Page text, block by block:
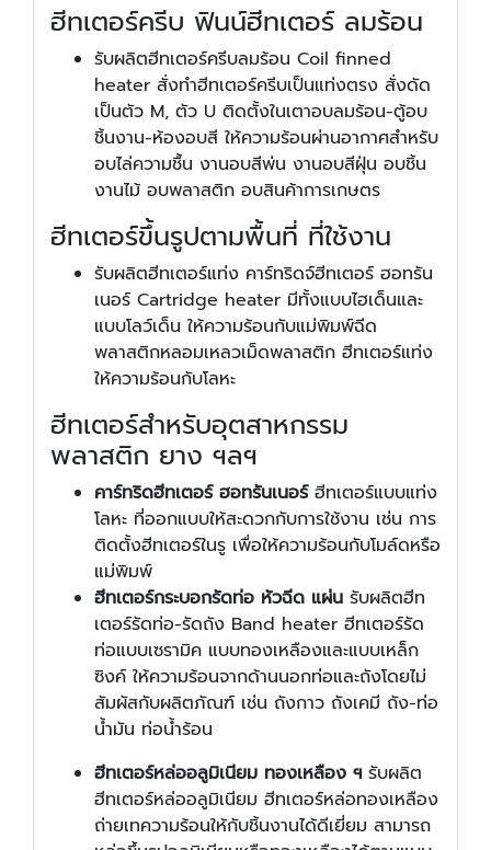
ฮีทเตอร์ครีบ ฟินน์ฮีทเตอร์ ลมร้อน
รับผลิตฮีทเตอร์ครีบลมร้อน Coil finned
heater สั่งทำฮีทเตอร์ครีบเป็นแท่งตรง สั่งดัด
เป็นตัว M, ตัว U ติดตั้งในเตาอบลมร้อน-ตู้อบ
ชิ้นงาน-ห้องอบสี ให้ความร้อนผ่านอากาศสำหรับ
อบไล่ความชื้น งานอบสีพ่น งานอบสีฝุ่น อบชิ้น
งานไม้ อบพลาสติก อบสินค้าการเกษตร
ฮีทเตอร์ขึ้นรูปตามพื้นที่ ที่ใช้งาน
รับผลิตฮีทเตอร์แท่ง คาร์ทริดจ์ฮีทเตอร์ ฮอทรัน
เนอร์ Cartridge heater มีทั้งแบบไฮเด็นและ
แบบโลว์เด็น ให้ความร้อนกับแม่พิมพ์ฉีด
พลาสติกหลอมเหลวเม็ดพลาสติก ฮีทเตอร์แท่ง
ให้ความร้อนกับโลหะ
ฮีทเตอร์สำหรับอุตสาหกรรม
พลาสติก ยาง ฯลฯ
คาร์ทริดฮีทเตอร์ ฮอทรันเนอร์ฮีทเตอร์แบบแท่ง
โลหะ ที่ออกแบบให้สะดวกกับการใช้งาน เช่น การ
ติดตั้งฮีทเตอร์ในรู เพื่อให้ความร้อนกับโมล์ดหรือ
แม่พิมพ์
ฮีทเตอร์กระบอกรัดท่อ หัวฉีด แผ่น รับผลิตฮีท
เตอร์รัดท่อ-รัดถัง Band heater ฮีทเตอร์รัด
ท่อแบบเซรามิค แบบทองเหลืองและแบบเหล็ก
ซิงค์ ให้ความร้อนจากด้านนอกท่อและถังโดยไม่
สัมผัสกับผลิตภัณฑ์ เช่น ถังกาว ถังเคมี ถัง-ท่อ
น้ำมัน ท่อน้ำร้อน
ฮีทเตอร์หล่ออลูมิเนียม ทองเหลือง ฯ รับผลิต
ฮีทเตอร์หล่ออลูมิเนียม ฮีทเตอร์หล่อทองเหลือง
ถ่ายเทความร้อนให้กับชิ้นงานได้ดีเยี่ยม สามารถ